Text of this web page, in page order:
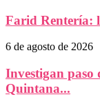
Farid Rentería:
6 de agosto de 2026
Investigan paso
Quintana...